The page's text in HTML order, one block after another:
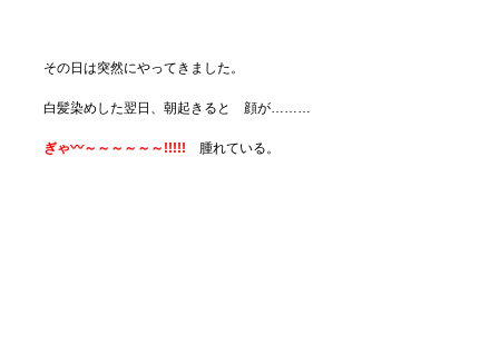
その日は突然にやってきました。
白髪染めした翌日、朝起きると 顔が………
ぎゃ〰～～～～～～!!!!! 腫れている。